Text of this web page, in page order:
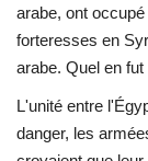
Language
Swahili
French Arabic
arabe, ont
forteresses en
arabe. Quel en
L'unité entre
danger, les